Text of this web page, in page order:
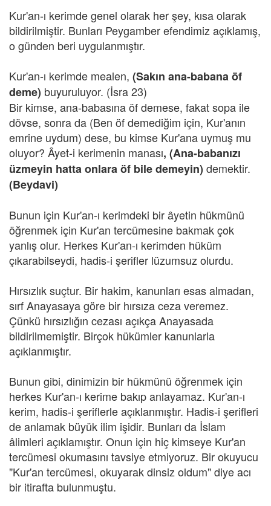
Kur'an-ı kerimde genel olarak her şey, kısa olarak
bildirilmiştir. Bunları Peygamber efendimiz açıklamış,
o günden beri uygulanmıştır.
Kur'an-ı kerimde mealen, (Sakın ana-babana öf
deme) buyuruluyor. (İsra 23)
Bir kimse, ana-babasına öf demese, fakat sopa ile
dövse, sonra da (Ben öf demediğim için, Kur'anın
emrine uydum) dese, bu kimse Kur'ana uymuş mu
oluyor? Âyet-i kerimenin manası, (Ana-babanızı
üzmeyin hatta onlara öf bile demeyin) demektir.
(Beydavi)
Bunun için Kur'an-ı kerimdeki bir âyetin hükmünü
öğrenmek için Kur'an tercümesine bakmak çok
yanlış olur. Herkes Kur'an-ı kerimden hüküm
çıkarabilseydi, hadis-i şerifler lüzumsuz olurdu.
Hırsızlık suçtur. Bir hakim, kanunları esas almadan,
sırf Anayasaya göre bir hırsıza ceza veremez.
Çünkü hırsızlığın cezası açıkça Anayasada
bildirilmemiştir. Birçok hükümler kanunlarla
açıklanmıştır.
Bunun gibi, dinimizin bir hükmünü öğrenmek için
herkes Kur'an-ı kerime bakıp anlayamaz. Kur'an-ı
kerim, hadis-i şeriflerle açıklanmıştır. Hadis-i şerifleri
de anlamak büyük ilim işidir. Bunları da İslam
âlimleri açıklamıştır. Onun için hiç kimseye Kur'an
tercümesi okumasını tavsiye etmiyoruz. Bir okuyucu
"Kur'an tercümesi, okuyarak dinsiz oldum" diye acı
bir itirafta bulunmuştu.